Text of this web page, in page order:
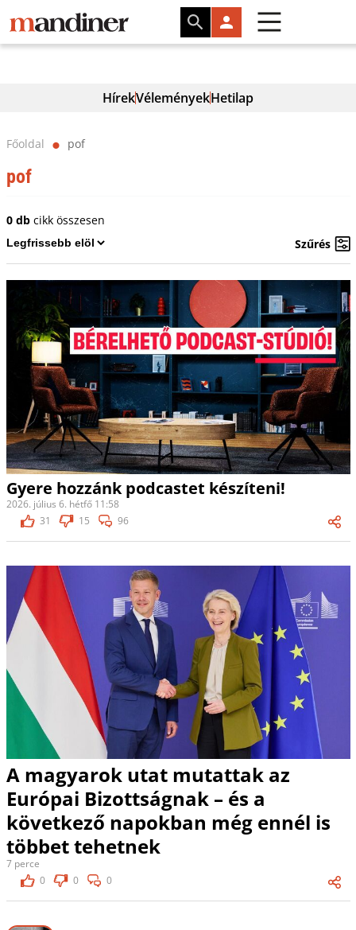
HírekVéleményekHetilap
Főoldal ⬤ pof
pof
0 dbcikk összesen
Szűrés
Gyere hozzánk podcastet készíteni!
2026. július 6. hétfő 11:58
31
15 96
A magyarok utat mutattak az
Európai Bizottságnak – és a
következő napokban még ennél is
többet tehetnek
7 perce
0
0 0